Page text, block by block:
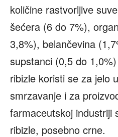
količine rastvorljive
šećera (6 do 7%),
3,8%), belančevina
supstanci (0,5 do
ribizle koristi se za jelo
smrzavanje i za
farmaceutskoj industriji
ribizle, posebno crne.